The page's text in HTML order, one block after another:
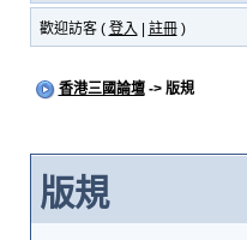
歡迎訪客 ( 登入 註冊)
香港三國論壇-> 版規
版規